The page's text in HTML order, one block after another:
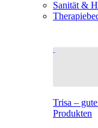
Sanität &
Trisa –
Produkten